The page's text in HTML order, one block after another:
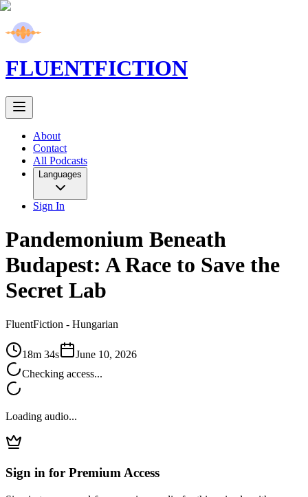
FLUENTFICTION
About
Contact
All Podcasts
Languages
Sign In
Pandemonium Beneath
Budapest: A Race to Save the
Secret Lab
FluentFiction - Hungarian
18m 34s
June 10, 2026
Checking access...
Loading audio...
Sign in for Premium Access